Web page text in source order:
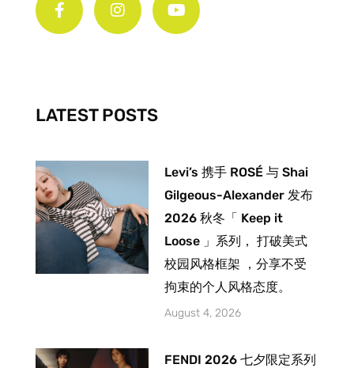
c
-
f
s
m
u
LATEST POSTS
Levi’s 携手 ROSÉ 与 Shai
Gilgeous-Alexander 发布
2026 秋冬「 Keep it
Loose 」系列， 打破美式
校园风格框架 ，分享不受
拘束的个人风格态度。
August 4, 2026
FENDI 2026 七夕限定系列